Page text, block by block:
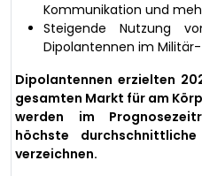
Kommunikation und
Steigende Nutzung
Dipolantennen im
Dipolantennen erzielten
gesamten Markt für am
werden im
höchste
verzeichnen.